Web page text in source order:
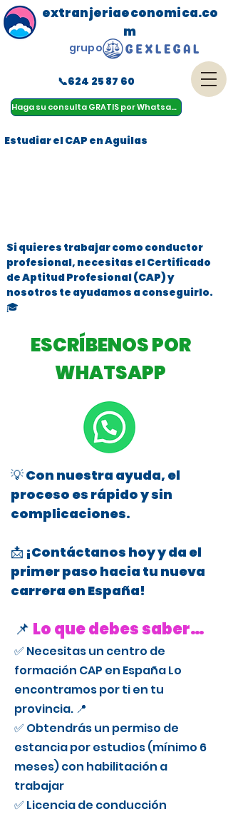
Haga su consulta GRATIS por Whatsapp
menu
extranjeriaeconomica.co
m
📞624 25 87 60
grupo
Estudiar el CAP en Aguilas
Si quieres trabajar como conductor
profesional, necesitas el Certificado
de Aptitud Profesional (CAP) y
nosotros te ayudamos a conseguirlo.
🎓
ESCRÍBENOS POR
WHATSAPP
💡 Con nuestra ayuda, el
proceso es rápido y sin
complicaciones.
📩 ¡Contáctanos hoy y da el
primer paso hacia tu nueva
carrera en España!
📌 Lo que debes saber…
✅ Necesitas un centro de
formación CAP en España Lo
encontramos por ti en tu
provincia. 📍
✅ Obtendrás un permiso de
estancia por estudios (mínimo 6
meses) con habilitación a
trabajar
✅ Licencia de conducción